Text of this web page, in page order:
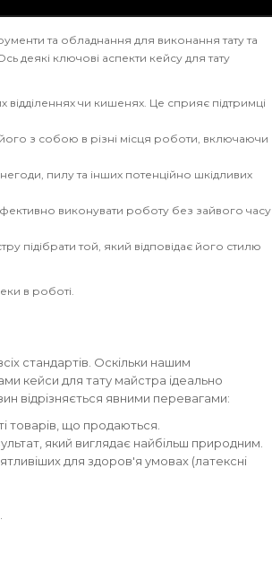
та обладнання для виконання тату та
деякі ключові аспекти кейсу для тату
відділеннях чи кишенях. Це сприяє підтримці
з собою в різні місця роботи, включаючи
пилу та інших потенційно шкідливих
виконувати роботу без зайвого часу
підібрати той, який відповідає його стилю
в роботі.
стандартів. Оскільки нашим
кейси для тату майстра ідеально
відрізняється явними перевагами:
товарів, що продаються.
який виглядає найбільш природним.
для здоров'я умовах (латексні